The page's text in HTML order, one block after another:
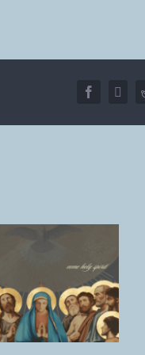
Facebook
X
Der Geist
kommt. Die
Wunde bleibt.